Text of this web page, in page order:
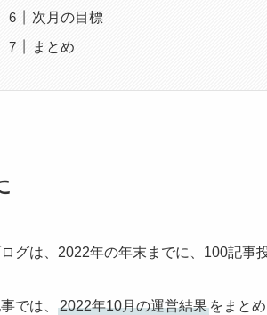
次月の目標
まとめ
グは、2022年の年末までに、100記事
では、 2022年10月の運営結果 をまとめ